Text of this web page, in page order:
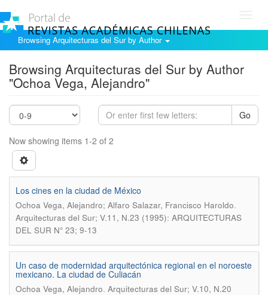
Browsing Arquitecturas del Sur by Author
Browsing Arquitecturas del Sur by Author
"Ochoa Vega, Alejandro"
Go
Now showing items 1-2 of 2
Los cines en la ciudad de México
Ochoa Vega, Alejandro; Alfaro Salazar, Francisco Haroldo.
Arquitecturas del Sur; V.11, N.23 (1995): ARQUITECTURAS
DEL SUR N° 23; 9-13
Un caso de modernidad arquitectónica regional en el noroeste
mexicano. La ciudad de Culiacán
Ochoa Vega, Alejandro. Arquitecturas del Sur; V.10, N.20